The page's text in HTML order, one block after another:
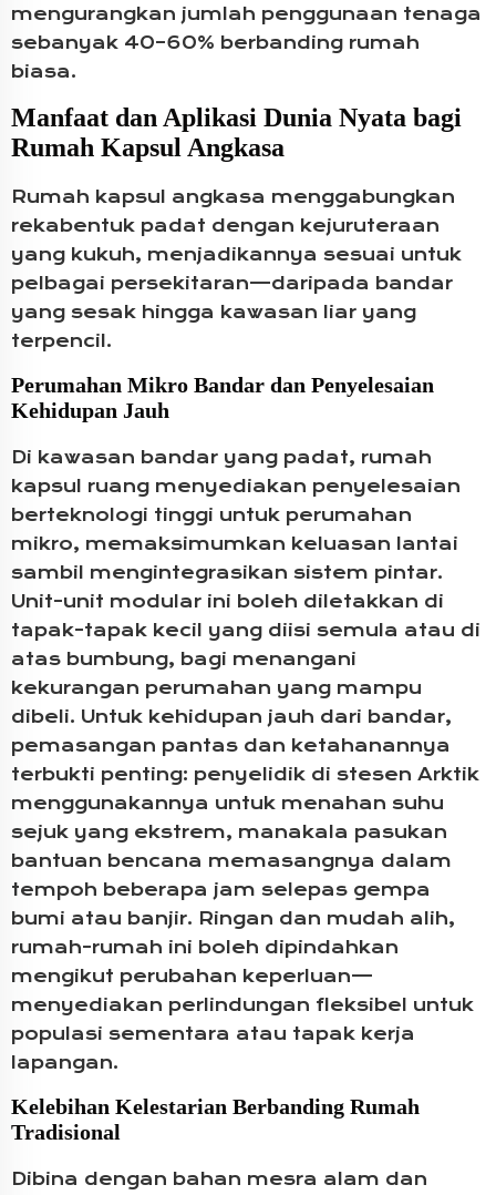
mengurangkan jumlah penggunaan tenaga
sebanyak 40–60% berbanding rumah
biasa.
Manfaat dan Aplikasi Dunia Nyata bagi
Rumah Kapsul Angkasa
Rumah kapsul angkasa menggabungkan
rekabentuk padat dengan kejuruteraan
yang kukuh, menjadikannya sesuai untuk
pelbagai persekitaran—daripada bandar
yang sesak hingga kawasan liar yang
terpencil.
Perumahan Mikro Bandar dan Penyelesaian
Kehidupan Jauh
Di kawasan bandar yang padat, rumah
kapsul ruang menyediakan penyelesaian
berteknologi tinggi untuk perumahan
mikro, memaksimumkan keluasan lantai
sambil mengintegrasikan sistem pintar.
Unit-unit modular ini boleh diletakkan di
tapak-tapak kecil yang diisi semula atau di
atas bumbung, bagi menangani
kekurangan perumahan yang mampu
dibeli. Untuk kehidupan jauh dari bandar,
pemasangan pantas dan ketahanannya
terbukti penting: penyelidik di stesen Arktik
menggunakannya untuk menahan suhu
sejuk yang ekstrem, manakala pasukan
bantuan bencana memasangnya dalam
tempoh beberapa jam selepas gempa
bumi atau banjir. Ringan dan mudah alih,
rumah-rumah ini boleh dipindahkan
mengikut perubahan keperluan—
menyediakan perlindungan fleksibel untuk
populasi sementara atau tapak kerja
lapangan.
Kelebihan Kelestarian Berbanding Rumah
Tradisional
Dibina dengan bahan mesra alam dan